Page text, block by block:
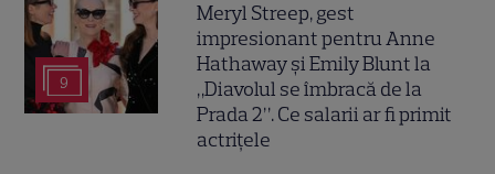
9
Meryl Streep, gest
impresionant pentru Anne
Hathaway și Emily Blunt la
„Diavolul se îmbracă de la
Prada 2”. Ce salarii ar fi primit
actrițele